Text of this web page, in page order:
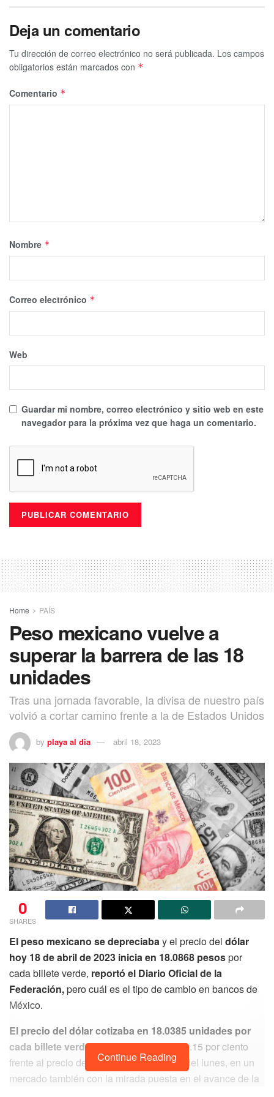
Deja un comentario
Tu dirección de correo electrónico no será publicada. Los campos
obligatorios están marcados con *
Comentario *
Nombre *
Correo electrónico *
Web
Guardar mi nombre, correo electrónico y sitio web en este
navegador para la próxima vez que haga un comentario.
Home PAÍS
Peso mexicano vuelve a
superar la barrera de las 18
unidades
Tras una jornada favorable, la divisa de nuestro país
volvió a cortar camino frente a la de Estados Unidos
by playa al dia abril 18, 2023
0
SHARES
El peso mexicano se depreciabay el precio del dólar
hoy 18 de abril de 2023 inicia en 18.0868 pesospor
cada billete verde, reportó el Diario Oficial de la
Federación,pero cuál es el tipo de cambio en bancos de
México.
El precio del dólar cotizaba en 18.0385 unidades por
cada billete verde, con una pérdida del 0.15 por ciento
frente al precio de referencia de Reuters del lunes, en un
mercado también con la mirada puesta en el avance de la
Continue Reading